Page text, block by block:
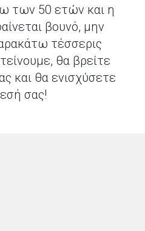
των 50 ετών και η
βουνό, μην
τέσσερις
θα βρείτε
και θα ενισχύσετε
σας!